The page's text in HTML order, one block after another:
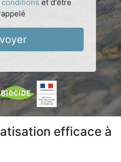
conditions et d'être
efficace à